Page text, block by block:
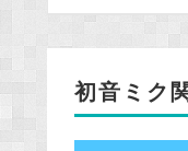
初音ミク